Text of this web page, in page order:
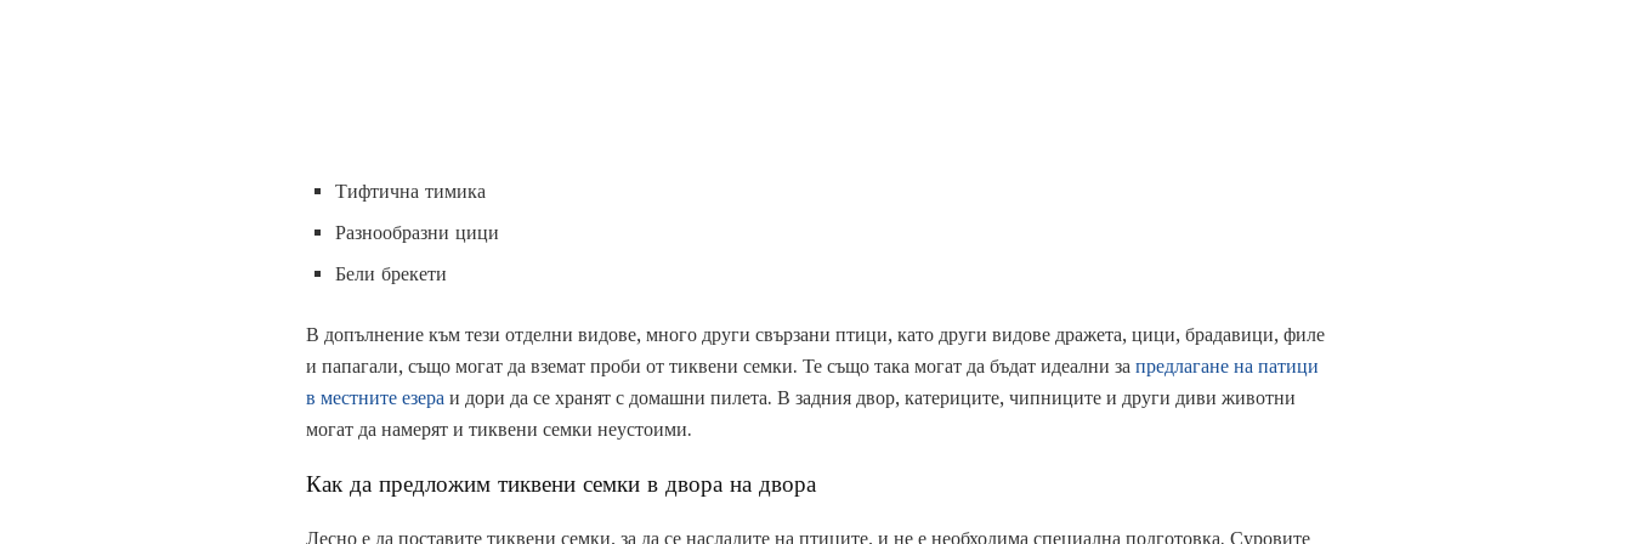
Тифтична тимика
Разнообразни цици
Бели брекети
В допълнение към тези отделни видове, много други свързани птици, като други видове дражета, цици, брадавици, филе
и папагали, също могат да вземат проби от тиквени семки. Те също така могат да бъдат идеални за предлагане на патици
в местните езера и дори да се хранят с домашни пилета. В задния двор, катериците, чипниците и други диви животни
могат да намерят и тиквени семки неустоими.
Как да предложим тиквени семки в двора на двора
Лесно е да поставите тиквени семки, за да се насладите на птиците, и не е необходима специална подготовка. Суровите